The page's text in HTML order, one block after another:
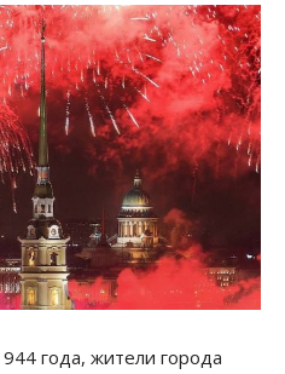
года, жители города